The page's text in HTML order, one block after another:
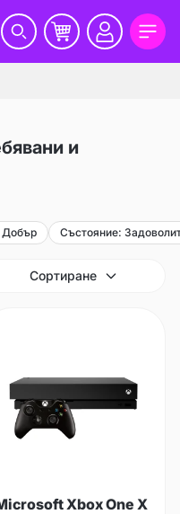
и
Добър Състояние:
Сортиране
Xbox One X